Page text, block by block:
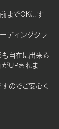
までOKにす
ディングクラ
も自在に出来る
UPされま
のでご安心く